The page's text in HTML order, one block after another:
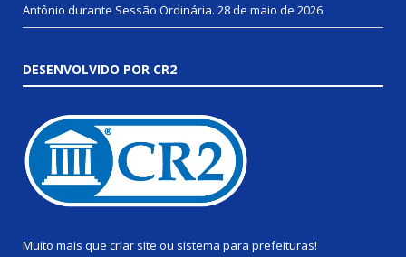
Antônio durante Sessão Ordinária. 28 de maio de 2026
DESENVOLVIDO POR CR2
Muito mais que criar site ou sistema para prefeituras!